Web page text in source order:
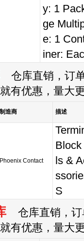
y: 1
ge
e: 1
iner:
仓库直销，订
有优惠，量大
制造商 描述
Phoenix Contact
Block
ls &
S
仓库直销，订
有优惠，量大